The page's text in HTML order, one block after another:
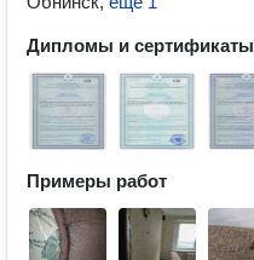
Дипломы и сертификаты
Примеры работ